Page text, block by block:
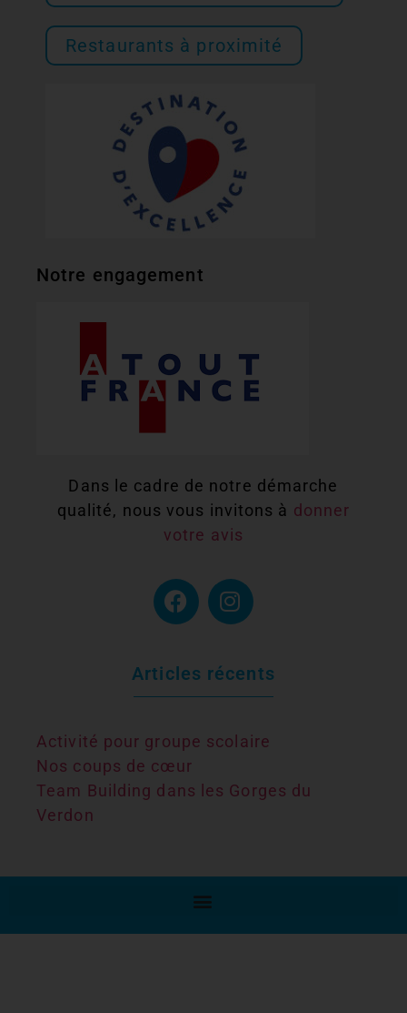
Restaurants à proximité
Notre engagement
Dans le cadre de notre démarche
qualité, nous vous invitons à donner
votre avis
Articles récents
Activité pour groupe scolaire
Nos coups de cœur
Team Building dans les Gorges du
Verdon